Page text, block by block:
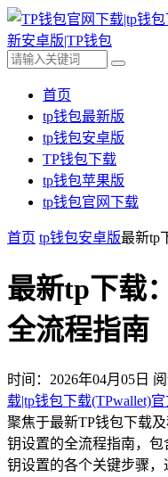
首页
tp钱包最新版
tp钱包安卓版
TP钱包下载
tp钱包苹果版
tp钱包官网下载
首页 tp钱包安卓版最新tp
最新tp下载
全流程指南
时间：2026年04月05日
载|tp钱包下载(TPwallet)
聚焦于最新TP钱包下载
钥设置的全流程指南，
钥设置的各个关键步骤